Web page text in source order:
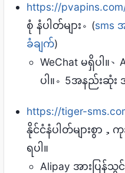
https://
စုံ နံပါတ်များ。(sms
ခံချက်)
WeChat မရှိပါ။
ပါ။。5အနည်းဆုံး
https://tiger-
နိုင်ငံနံပါတ်များစွာ
ရပါ။
Alipay အားပြန်သွင်